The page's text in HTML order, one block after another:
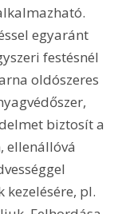
egyaránt
festésnél
oldószeres
biztosít a
ellenállóvá
kezelésére, pl.